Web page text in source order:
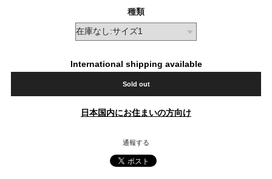
種類
International shipping available
Sold out
日本国内にお住まいの方向け
通報する